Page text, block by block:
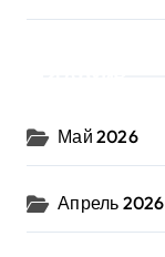
Май 2026
Апрель 2026